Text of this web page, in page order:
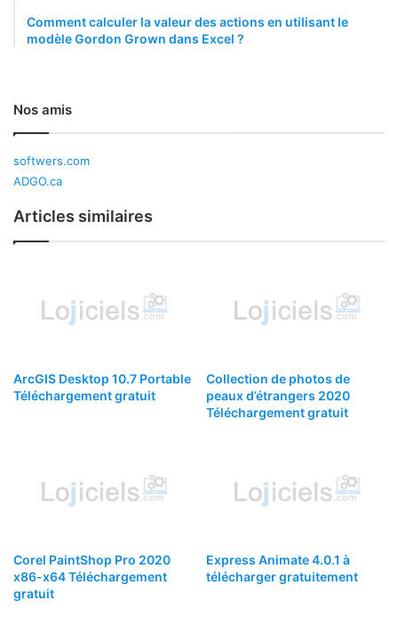
Comment calculer la valeur des actions en utilisant le
modèle Gordon Grown dans Excel ?
Nos amis
softwers.com
ADGO.ca
Articles similaires
ArcGIS Desktop 10.7 Portable
Téléchargement gratuit
Collection de photos de
peaux d’étrangers 2020
Téléchargement gratuit
Corel PaintShop Pro 2020
x86-x64 Téléchargement
gratuit
Express Animate 4.0.1 à
télécharger gratuitement